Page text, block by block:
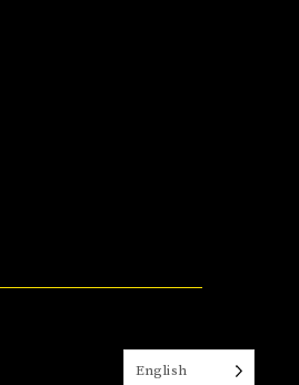
English